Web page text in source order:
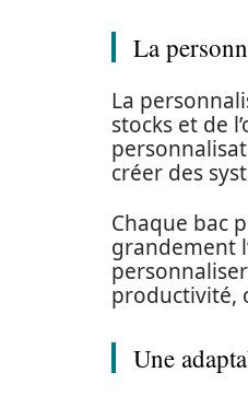
La
La
stocks et de
créer des
Chaque bac
grandement
productivité,
Une